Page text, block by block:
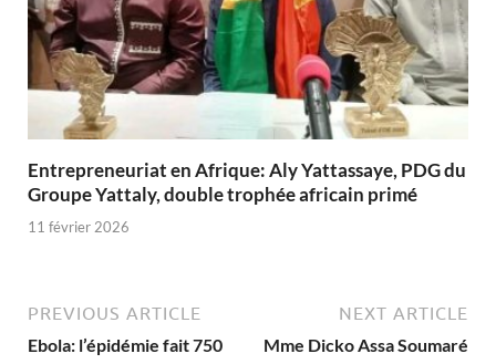
Entrepreneuriat en Afrique: Aly Yattassaye, PDG du
Groupe Yattaly, double trophée africain primé
11 février 2026
PREVIOUS ARTICLE
Ebola: l’épidémie fait 750
NEXT ARTICLE
Mme Dicko Assa Soumaré